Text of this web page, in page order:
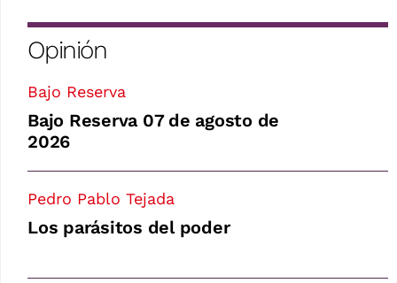
Opinión
Bajo Reserva
Bajo Reserva 07 de agosto de
2026
Pedro Pablo Tejada
Los parásitos del poder